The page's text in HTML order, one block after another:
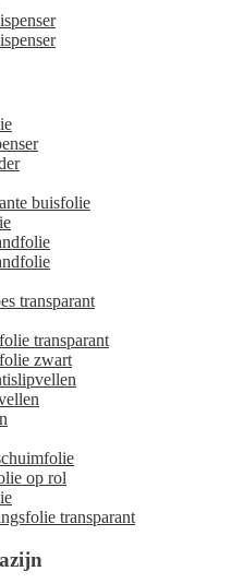
buisfolie
transparant
transparant
zwart
op rol
transparant